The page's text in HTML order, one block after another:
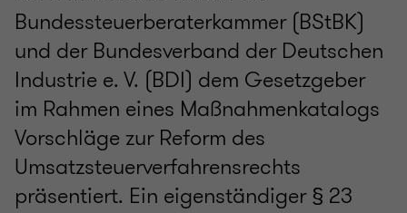
Bundessteuerberaterkammer (BStBK)
und der Bundesverband der Deutschen
Industrie e. V. (BDI) dem Gesetzgeber
im Rahmen eines Maßnahmenkatalogs
Vorschläge zur Reform des
Umsatzsteuerverfahrensrechts
präsentiert. Ein eigenständiger § 23